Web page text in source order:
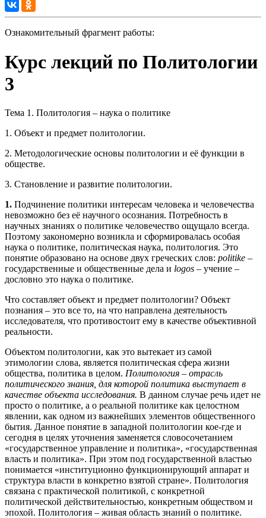
Ознакомительный фрагмент работы:
Курс лекций по Политологии
3
Тема 1. Политология – наука о политике
1. Объект и предмет политологии.
2. Методологические основы политологии и её функции в
обществе.
3. Становление и развитие политологии.
1. Подчинение политики интересам человека и человечества
невозможно без её научного осознания. Потребность в
научных знаниях о политике человечество ощущало всегда.
Поэтому закономерно возникла и сформировалась особая
наука о политике, политическая наука, политология. Это
понятие образовано на основе двух греческих слов: politike –
государственные и общественные дела и logos – учение –
дословно это наука о политике.
Что составляет объект и предмет политологии? Объект
познания – это все то, на что направлена деятельность
исследователя, что противостоит ему в качестве объективной
реальности.
Объектом политологии, как это вытекает из самой
этимологии слова, является политическая сфера жизни
общества, политика в целом. Политология – отрасль
политического знания, для которой политика выступает в
качестве объекта исследования. В данном случае речь идет не
просто о политике, а о реальной политике как целостном
явлении, как одном из важнейших элементов общественного
бытия. Данное понятие в западной политологии кое-где и
сегодня в целях уточнения заменяется словосочетанием
«государственное управление и политика», «государственная
власть и политика». При этом под государственной властью
понимается «институционно функционирующий аппарат и
структура власти в конкретно взятой стране». Политология
связана с практической политикой, с конкретной
политической действительностью, конкретным обществом и
эпохой. Политология – живая область знаний о политике.